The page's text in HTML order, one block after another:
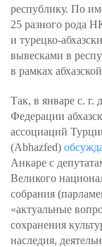
республику. По
25 разного рода
и турецко-
вывесками в
в рамках
Так, в январе с. г.
Федерации
ассоциаций
(Abhazfed)
Анкаре с
Великого
собрания
«актуальные
сохранения
наследия,